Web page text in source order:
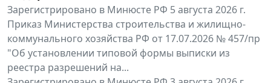
Зарегистрировано в Минюсте РФ 5 августа 2026 г.
Приказ Министерства строительства и жилищно-
коммунального хозяйства РФ от 17.07.2026 № 457/пр
"Об установлении типовой формы выписки из
реестра разрешений на...